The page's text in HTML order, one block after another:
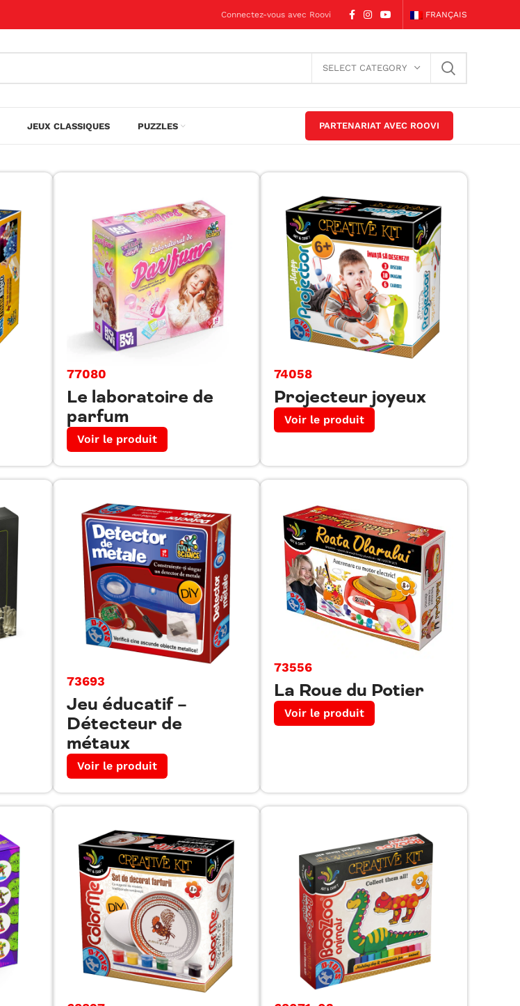
Connectez-vous avec Roovi FRANÇAIS
SELECT CATEGORY
JEUX CLASSIQUES PUZZLES PARTENARIAT AVEC ROOVI
77080
Le laboratoire de
parfum
Voir le produit
74058
Projecteur joyeux
Voir le produit
73693
Jeu éducatif –
Détecteur de
métaux
Voir le produit
73556
La Roue du Potier
Voir le produit